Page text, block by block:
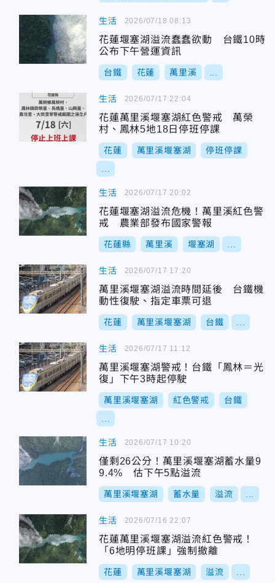
生活
花蓮堰塞湖溢流蠢蠢欲動 台鐵10時
公布下午營運資訊
台鐵 花蓮 萬里溪
2026/07/18 08:13
生活
花蓮萬里溪堰塞湖紅色警戒 萬榮
村、鳳林5地18日停班停課
花蓮 萬里溪堰塞湖 停班停課
2026/07/17 22:04
生活
花蓮堰塞湖溢流危機！萬里溪紅色警
戒 農業部發布國家警報
花蓮縣 萬里溪 堰塞湖
2026/07/17 20:02
生活
萬里溪堰塞湖溢流時間延後 台鐵機
動性復駛、指定車票可退
花蓮 萬里溪堰塞湖 台鐵
2026/07/17 17:20
生活
萬里溪堰塞湖警戒！台鐵「鳳林＝光
復」下午3時起停駛
萬里溪堰塞湖 紅色警戒 台鐵
2026/07/17 11:12
生活
僅剩26公分！萬里溪堰塞湖蓄水量9
9.4% 估下午5點溢流
萬里溪堰塞湖 蓄水量 溢流
2026/07/17 10:20
生活
花蓮萬里溪堰塞湖溢流紅色警戒！
「6地明停班課」強制撤離
花蓮 萬里溪堰塞湖 溢流
2026/07/16 22:07